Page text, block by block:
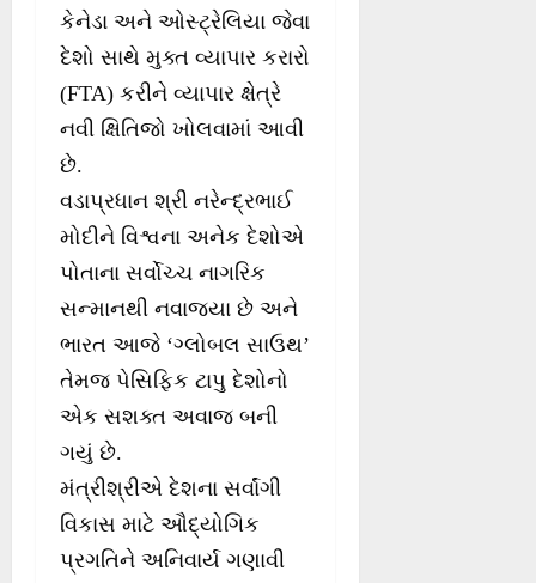
કેનેડા અને ઓસ્ટ્રેલિયા જેવા
દેશો સાથે મુક્ત વ્યાપાર કરારો
(FTA) કરીને વ્યાપાર ક્ષેત્રે
નવી ક્ષિતિજો ખોલવામાં આવી
છે.
વડાપ્રધાન શ્રી નરેન્દ્રભાઈ
મોદીને વિશ્વના અનેક દેશોએ
પોતાના સર્વોચ્ચ નાગરિક
સન્માનથી નવાજ્યા છે અને
ભારત આજે ‘ગ્લોબલ સાઉથ’
તેમજ પેસિફિક ટાપુ દેશોનો
એક સશક્ત અવાજ બની
ગયું છે.
મંત્રીશ્રીએ દેશના સર્વાંગી
વિકાસ માટે ઔદ્યોગિક
પ્રગતિને અનિવાર્ય ગણાવી